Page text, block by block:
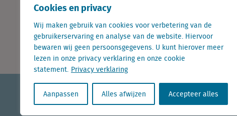
Cookies en privacy
Wij maken gebruik van cookies voor verbetering van de
gebruikerservaring en analyse van de website. Hiervoor
bewaren wij geen persoonsgegevens. U kunt hierover meer
lezen in onze privacy verklaring en onze cookie
statement. Privacy verklaring
Aanpassen Alles afwijzen Accepteer alles
Terugblik op schietpartij in
KvK nr. Utrecht 27129168
BTW nr. 0094.53.465.B.01